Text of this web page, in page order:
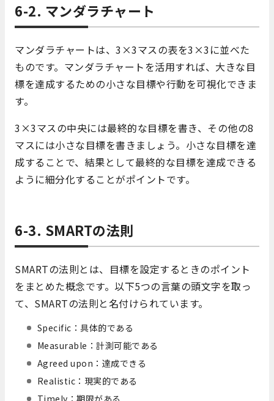
6-2. マンダラチャート
マンダラチャートは、3×3マスの表を3×3に並べた
ものです。マンダラチャートを活用すれば、大きな目
標を達成するための小さな目標や行動を可視化できま
す。
3×3マスの中央には最終的な目標を書き、その他の8
マスには小さな目標を書きましょう。小さな目標を達
成することで、結果として最終的な目標を達成できる
ように細分化することがポイントです。
6-3. SMARTの法則
SMARTの法則とは、目標を設定するときのポイント
をまとめた概念です。以下5つの言葉の頭文字を取っ
て、SMARTの法則と名付けられています。
Specific：具体的である
Measurable：計測可能である
Agreed upon：達成できる
Realistic：現実的である